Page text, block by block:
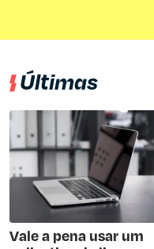
Últimas
Vale a pena usar um